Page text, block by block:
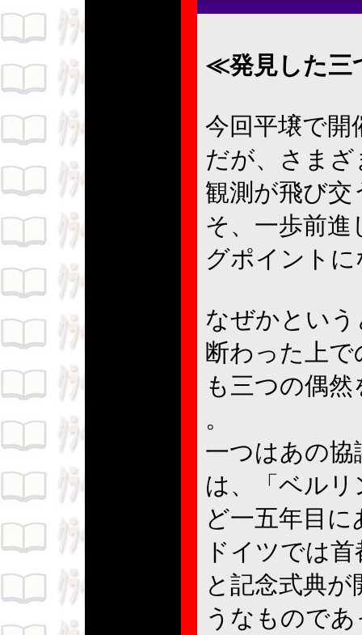
≪発見した三
今回平壌で開
だが、さま
観測が飛び交
そ、一歩前
グポイント
なぜかとい
断わった上
も三つの偶
。
一つはあの協
は、「ベル
ど一五年目
ドイツでは
と記念式典
うなもので